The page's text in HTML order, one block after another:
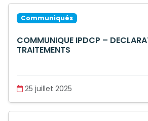
Communiqués
COMMUNIQUE IPDCP –
TRAITEMENTS
25 juillet 2025